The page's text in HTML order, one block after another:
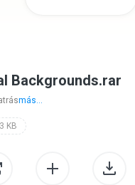
Backgrounds.rar
más...
KB